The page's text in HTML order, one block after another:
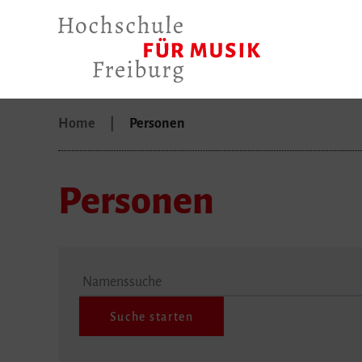
Home Personen
Personen
Namenssuche